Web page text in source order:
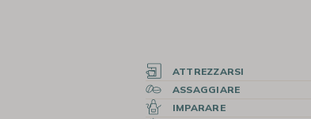
ATTREZZARSI
ASSAGGIARE
IMPARARE